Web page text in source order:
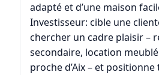
adapté et d’une maison
Investisseur: cible une
chercher un cadre plaisir –
secondaire, location
proche d’Aix – et